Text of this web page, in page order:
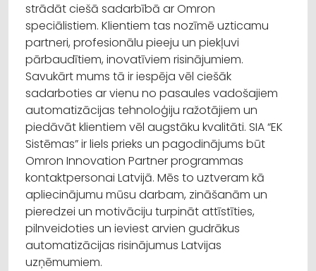
strādāt ciešā sadarbībā ar Omron
speciālistiem. Klientiem tas nozīmē uzticamu
partneri, profesionālu pieeju un piekļuvi
pārbaudītiem, inovatīviem risinājumiem.
Savukārt mums tā ir iespēja vēl ciešāk
sadarboties ar vienu no pasaules vadošajiem
automatizācijas tehnoloģiju ražotājiem un
piedāvāt klientiem vēl augstāku kvalitāti. SIA “EK
Sistēmas” ir liels prieks un pagodinājums būt
Omron Innovation Partner programmas
kontaktpersonai Latvijā. Mēs to uztveram kā
apliecinājumu mūsu darbam, zināšanām un
pieredzei un motivāciju turpināt attīstīties,
pilnveidoties un ieviest arvien gudrākus
automatizācijas risinājumus Latvijas
uzņēmumiem.